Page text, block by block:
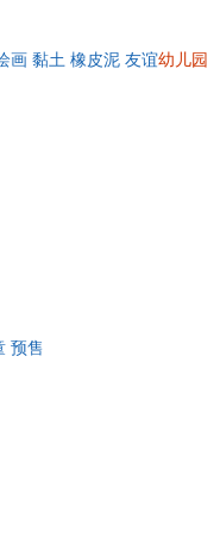
手表饰品
画 黏土 橡皮泥 友谊幼儿园
预售